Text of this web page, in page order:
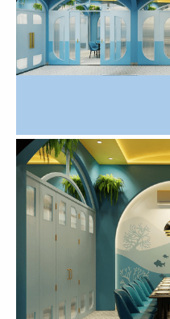
BAOZ DIMSUM
CN Thuận Kiều - Q.5
51
BAOZ DIMSUM
CN Nguyễn Tri Phương
53